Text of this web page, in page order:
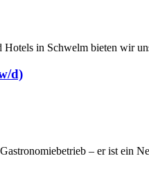
Hotels in Schwelm bieten wir
d)
– er ist ein